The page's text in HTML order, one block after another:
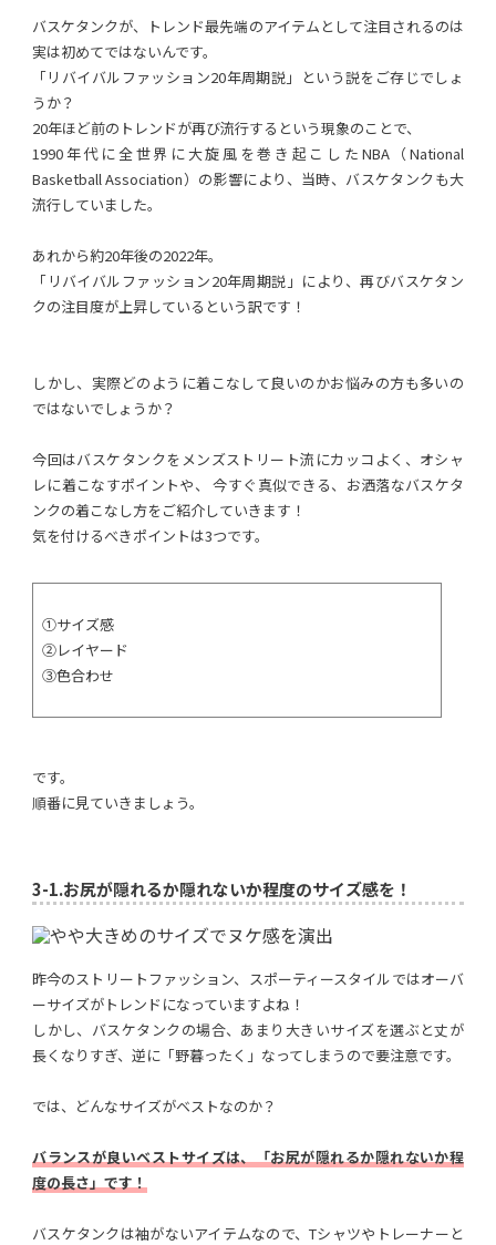
バスケタンクが、トレンド最先端のアイテムとして注目されるのは
実は初めてではないんです。
「リバイバルファッション20年周期説」という説をご存じでしょ
うか？
20年ほど前のトレンドが再び流行するという現象のことで、
1990年代に全世界に大旋風を巻き起こしたNBA（National
Basketball Association）の影響により、当時、バスケタンクも大
流行していました。
あれから約20年後の2022年。
「リバイバルファッション20年周期説」により、再びバスケタン
クの注目度が上昇しているという訳です！
しかし、実際どのように着こなして良いのかお悩みの方も多いの
ではないでしょうか？
今回はバスケタンクをメンズストリート流にカッコよく、オシャ
レに着こなすポイントや、 今すぐ真似できる、お洒落なバスケタ
ンクの着こなし方をご紹介していきます！
気を付けるべきポイントは3つです。
①サイズ感
②レイヤード
③色合わせ
です。
順番に見ていきましょう。
3-1.お尻が隠れるか隠れないか程度のサイズ感を！
昨今のストリートファッション、スポーティースタイルではオーバ
ーサイズがトレンドになっていますよね！
しかし、バスケタンクの場合、あまり大きいサイズを選ぶと丈が
長くなりすぎ、逆に「野暮ったく」なってしまうので要注意です。
では、どんなサイズがベストなのか？
バランスが良いベストサイズは、「お尻が隠れるか隠れないか程
度の長さ」です！
バスケタンクは袖がないアイテムなので、Tシャツやトレーナーと